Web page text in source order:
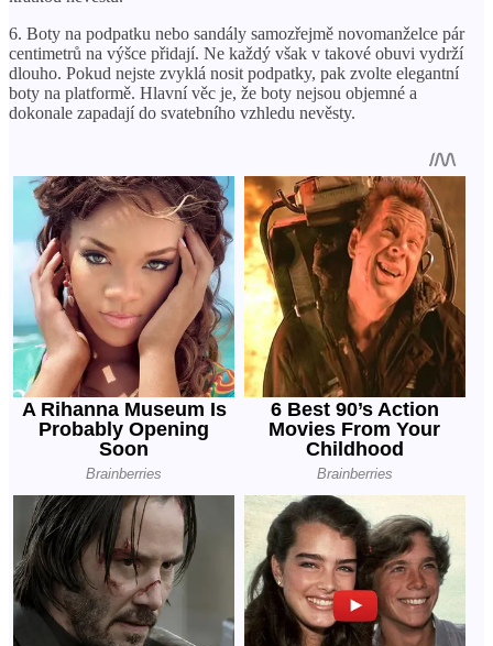
6. Boty na podpatku nebo sandály samozřejmě novomanželce pár
centimetrů na výšce přidají. Ne každý však v takové obuvi vydrží
dlouho. Pokud nejste zvyklá nosit podpatky, pak zvolte elegantní
boty na platformě. Hlavní věc je, že boty nejsou objemné a
dokonale zapadají do svatebního vzhledu nevěsty.